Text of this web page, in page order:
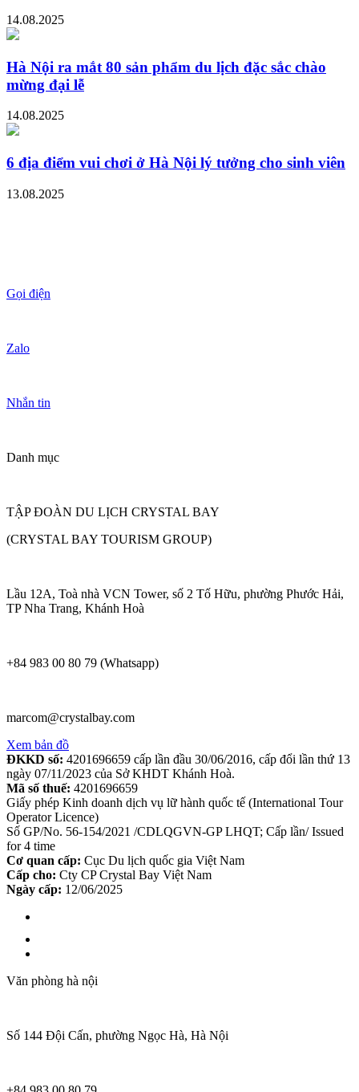
14.08.2025
Hà Nội ra mắt 80 sản phẩm du lịch đặc sắc chào
mừng đại lễ
14.08.2025
6 địa điểm vui chơi ở Hà Nội lý tưởng cho sinh viên
13.08.2025
Gọi điện
Zalo
Nhắn tin
Danh mục
TẬP ĐOÀN DU LỊCH CRYSTAL BAY
(CRYSTAL BAY TOURISM GROUP)
Lầu 12A, Toà nhà VCN Tower, số 2 Tố Hữu, phường Phước Hải,
TP Nha Trang, Khánh Hoà
+84 983 00 80 79 (Whatsapp)
marcom@crystalbay.com
Xem bản đồ
ĐKKD số: 4201696659 cấp lần đầu 30/06/2016, cấp đổi lần thứ 13
ngày 07/11/2023 của Sở KHDT Khánh Hoà.
Mã số thuế: 4201696659
Giấy phép Kinh doanh dịch vụ lữ hành quốc tế (International Tour
Operator Licence)
Số GP/No. 56-154/2021 /CDLQGVN-GP LHQT; Cấp lần/ Issued
for 4 time
Cơ quan cấp: Cục Du lịch quốc gia Việt Nam
Cấp cho: Cty CP Crystal Bay Việt Nam
Ngày cấp: 12/06/2025
Văn phòng hà nội
Số 144 Đội Cấn, phường Ngọc Hà, Hà Nội